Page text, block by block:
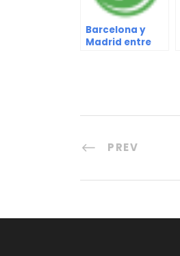
Barcelona y
Madrid entre
PREV